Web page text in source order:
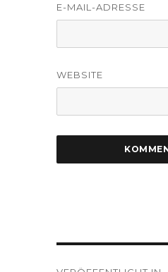
E-MAIL-ADRESSE
WEBSITE